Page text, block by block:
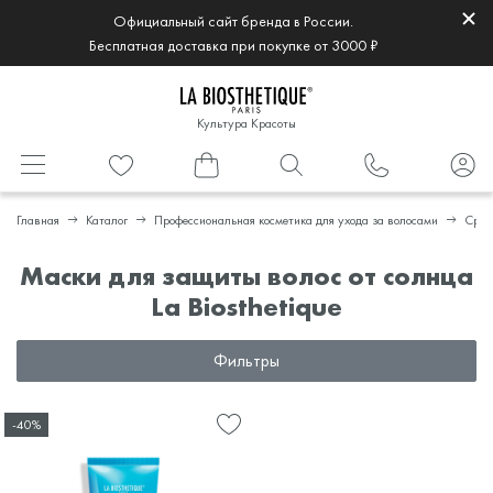
Официальный сайт бренда в России.
Бесплатная доставка при покупке от 3000 ₽
Культура Красоты
Главная Каталог Профессиональная косметика для ухода за волосами
Маски для защиты волос от солнца
La Biosthetique
Фильтры
-40%